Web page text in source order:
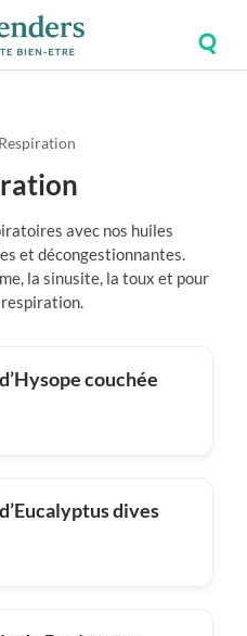
Respiration
avec nos huiles
et décongestionnantes.
la sinusite, la toux et pour
couchée
dives